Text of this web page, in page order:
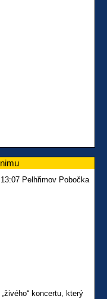
Pelhřimov Pobočka
koncertu, který